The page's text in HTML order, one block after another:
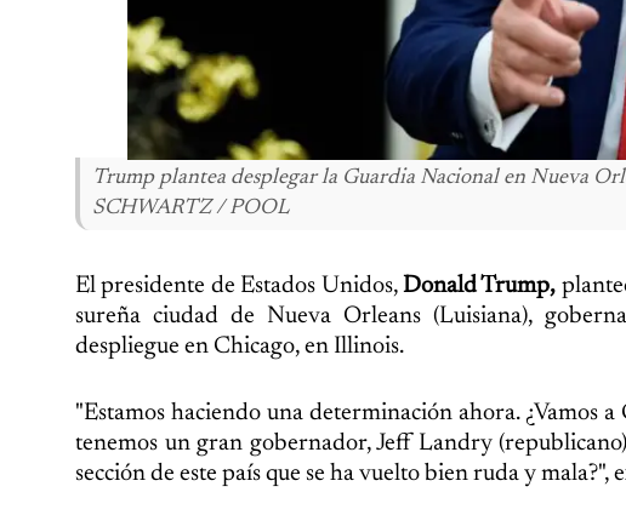
Trump plantea desplegar la Guardia Nacional en Nueva
SCHWARTZ / POOL
El presidente de Estados Unidos,Donald Trump,
sureña ciudad de Nueva Orleans (Luisiana),
despliegue en Chicago, en Illinois.
"Estamos haciendo una determinación ahora. ¿Vamos
tenemos un gran gobernador, Jeff Landry
sección de este país que se ha vuelto bien ruda y